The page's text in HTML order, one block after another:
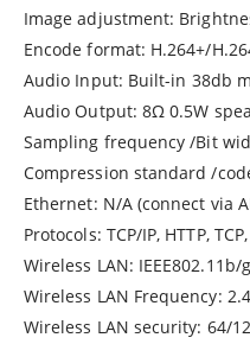
Image adjustment:
Encode format: H.264+/
Audio Input: Built-in 38db
Audio Output: 8Ω 0.5W
Sampling frequency /Bit
Compression standard /
Ethernet: N/A (connect via
Protocols: TCP/IP, HTTP,
Wireless LAN: IEEE802.11b/
Wireless LAN Frequency:
Wireless LAN security: 64/